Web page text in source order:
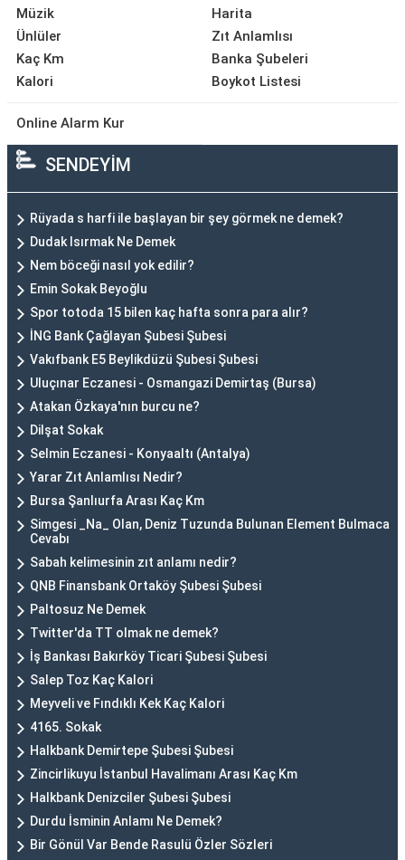
Müzik
Ünlüler
Kaç Km
Kalori
Harita
Zıt Anlamlısı
Banka Şubeleri
Boykot Listesi
Online Alarm Kur
SENDEYİM
Rüyada s harfi ile başlayan bir şey görmek ne demek?
Dudak Isırmak Ne Demek
Nem böceği nasıl yok edilir?
Emin Sokak Beyoğlu
Spor totoda 15 bilen kaç hafta sonra para alır?
İNG Bank Çağlayan Şubesi Şubesi
Vakıfbank E5 Beylikdüzü Şubesi Şubesi
Uluçınar Eczanesi - Osmangazi Demirtaş (Bursa)
Atakan Özkaya'nın burcu ne?
Dilşat Sokak
Selmin Eczanesi - Konyaaltı (Antalya)
Yarar Zıt Anlamlısı Nedir?
Bursa Şanlıurfa Arası Kaç Km
Simgesi _Na_ Olan, Deniz Tuzunda Bulunan Element Bulmaca
Cevabı
Sabah kelimesinin zıt anlamı nedir?
QNB Finansbank Ortaköy Şubesi Şubesi
Paltosuz Ne Demek
Twitter'da TT olmak ne demek?
İş Bankası Bakırköy Ticari Şubesi Şubesi
Salep Toz Kaç Kalori
Meyveli ve Fındıklı Kek Kaç Kalori
4165. Sokak
Halkbank Demirtepe Şubesi Şubesi
Zincirlikuyu İstanbul Havalimanı Arası Kaç Km
Halkbank Denizciler Şubesi Şubesi
Durdu İsminin Anlamı Ne Demek?
Bir Gönül Var Bende Rasulü Özler Sözleri